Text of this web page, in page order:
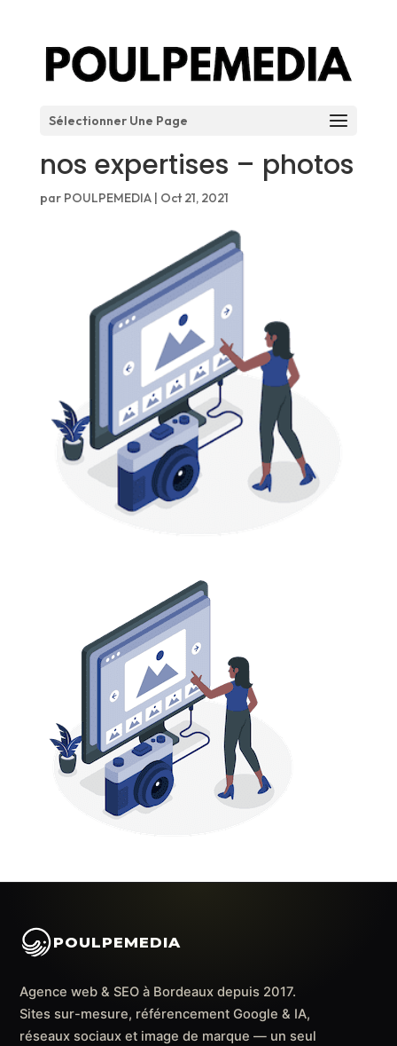
Sélectionner Une Page
nos expertises – photos
par POULPEMEDIA| Oct 21, 2021
POULPEMEDIA
Agence web & SEO à Bordeaux depuis 2017.
Sites sur-mesure, référencement Google & IA,
réseaux sociaux et image de marque — un seul